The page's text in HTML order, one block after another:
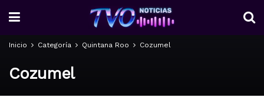
Inicio Categoría Quintana Roo Cozumel
Cozumel